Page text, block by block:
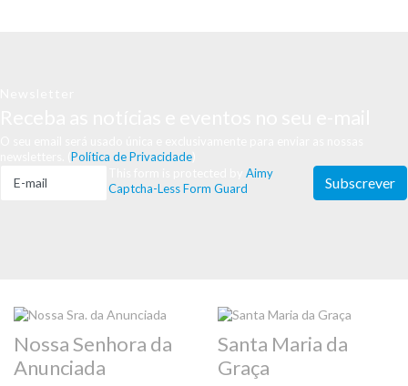
Política de Privacidade
Aimy
Captcha-Less Form Guard
Nossa Senhora da
Anunciada
Santa Maria da
Graça